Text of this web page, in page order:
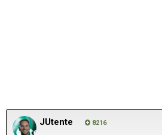
JUtente 8216